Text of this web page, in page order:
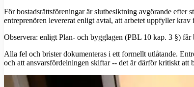
För bostadsrättsföreningar är slutbesiktning avgörande efter
entreprenören levererat enligt avtal, att arbetet uppfyller
Observera: enligt Plan- och bygglagen (PBL 10 kap. 3 §)
Alla fel och brister dokumenteras i ett formellt utlåtande.
och att ansvarsfördelningen skiftar -- det är därför kritiskt att